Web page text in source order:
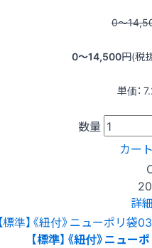
0〜
0〜14,500円(税
単価：
数量
カー
詳
【標準】《紐付》ニュ